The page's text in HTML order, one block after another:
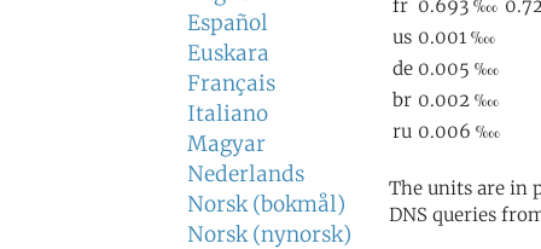
Español
Euskara
Français
Italiano
Magyar
Nederlands
Norsk (bokmål)
Norsk (nynorsk)
The units are in
DNS queries